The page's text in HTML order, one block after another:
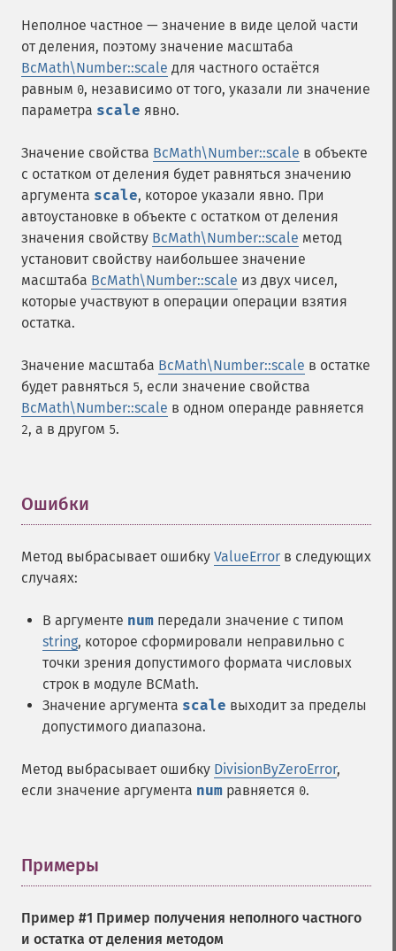
Неполное частное — значение в виде целой части
от деления, поэтому значение масштаба
BcMath\Number::scale для частного остаётся
равным 0, независимо от того, указали ли значение
параметра scale явно.
Значение свойства BcMath\Number::scale в объекте
с остатком от деления будет равняться значению
аргумента scale, которое указали явно. При
автоустановке в объекте с остатком от деления
значения свойству BcMath\Number::scale метод
установит свойству наибольшее значение
масштаба BcMath\Number::scale из двух чисел,
которые участвуют в операции операции взятия
остатка.
Значение масштаба BcMath\Number::scale в остатке
будет равняться 5, если значение свойства
BcMath\Number::scale в одном операнде равняется
2, а в другом 5.
Ошибки
Метод выбрасывает ошибку ValueError в следующих
случаях:
В аргументе num передали значение с типом
string, которое сформировали неправильно с
точки зрения допустимого формата числовых
строк в модуле BCMath.
Значение аргумента scale выходит за пределы
допустимого диапазона.
Метод выбрасывает ошибку DivisionByZeroError,
если значение аргумента num равняется 0.
Примеры
Пример #1 Пример получения неполного частного
и остатка от деления методом